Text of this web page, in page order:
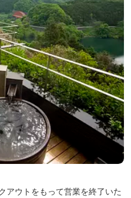
アウトをもって営業を終了いた